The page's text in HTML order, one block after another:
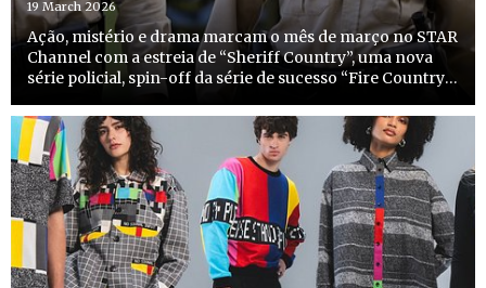
19 March 2026
Ação, mistério e drama marcam o mês de março no STAR
Channel com a estreia de “Sheriff Country”, uma nova
série policial, spin-off da série de sucesso “Fire Country”.
não só começa a emitir esta nova e entusiasmante ...